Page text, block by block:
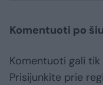
Komentuoti po
Komentuoti gali
Prisijunkite prie